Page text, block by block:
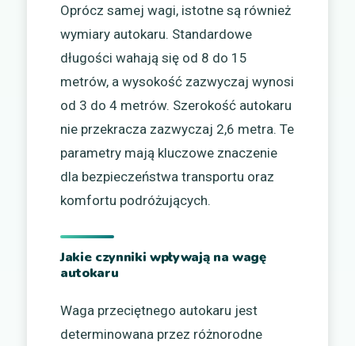
Oprócz samej wagi, istotne są również
wymiary autokaru. Standardowe
długości wahają się od 8 do 15
metrów, a wysokość zazwyczaj wynosi
od 3 do 4 metrów. Szerokość autokaru
nie przekracza zazwyczaj 2,6 metra. Te
parametry mają kluczowe znaczenie
dla bezpieczeństwa transportu oraz
komfortu podróżujących.
Jakie czynniki wpływają na wagę
autokaru
Waga przeciętnego autokaru jest
determinowana przez różnorodne